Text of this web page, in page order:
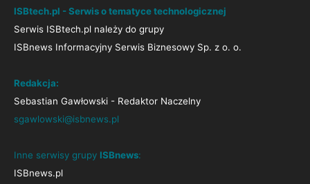
ISBtech.pl - Serwis o tematyce technologicznej
Serwis ISBtech.pl należy do grupy
ISBnews Informacyjny Serwis Biznesowy Sp. z o. o.
Redakcja:
Sebastian Gawłowski - Redaktor Naczelny
sgawlowski@isbnews.pl
Inne serwisy grupy ISBnews:
ISBnews.pl